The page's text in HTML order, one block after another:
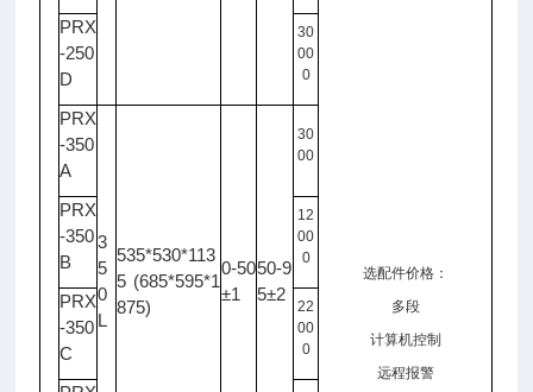
选配件价格：
多段
计算机控制
远程报警
PRX
-250
D
30
00
0
PRX
-350
A
3
5
0
L
535*530*113
5 (685*595*1
875)
0-50
±1
50-9
5±2
30
00
PRX
-350
B
12
00
0
PRX
-350
C
22
00
0